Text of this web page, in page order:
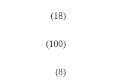
(18)
(100)
(8)